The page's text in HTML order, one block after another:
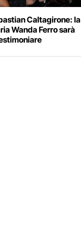
Caltagirone: la
Wanda Ferro sarà